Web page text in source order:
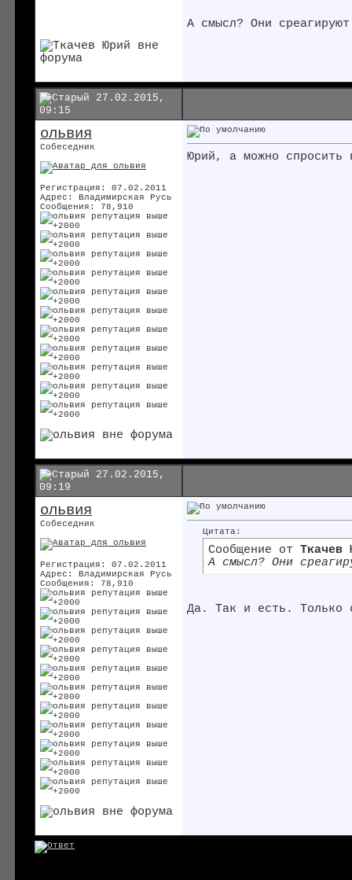
А смысл? Они
27.02.2015,
09:15
ольвия
Собеседник
Регистрация: 07.02.2011
Адрес: Владимирская Русь
Сообщения: 78,910
Юрий, а можно
27.02.2015,
09:19
ольвия
Собеседник
Регистрация: 07.02.2011
Адрес: Владимирская Русь
Сообщения: 78,910
Цитата:
Сообщение от Ткачев
А смысл? Они
Да. Так и есть. Только